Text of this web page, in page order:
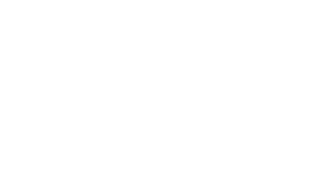
a vybrané alkoholické nápoje